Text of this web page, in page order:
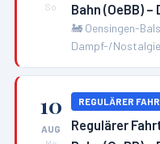
So
Bahn (OeBB)
🚂 Oensingen-
Dampf-/
10
AUG
REGULÄRER
Regulärer